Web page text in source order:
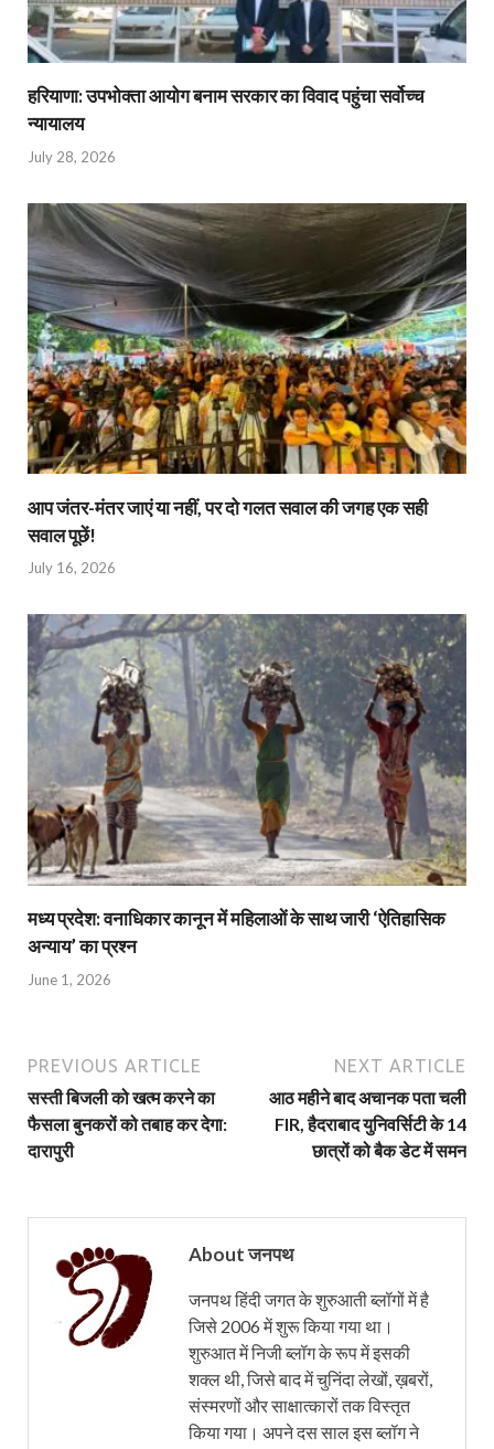
हरियाणा: उपभोक्ता आयोग बनाम सरकार का विवाद पहुंचा सर्वोच्च
न्यायालय
July 28, 2026
आप जंतर-मंतर जाएं या नहीं, पर दो गलत सवाल की जगह एक सही
सवाल पूछें!
July 16, 2026
मध्य प्रदेश: वनाधिकार कानून में महिलाओं के साथ जारी ‘ऐतिहासिक
अन्याय’ का प्रश्न
June 1, 2026
PREVIOUS ARTICLE
सस्ती बिजली को खत्म करने का
फैसला बुनकरों को तबाह कर देगा:
दारापुरी
NEXT ARTICLE
आठ महीने बाद अचानक पता चली
FIR, हैदराबाद युनिवर्सिटी के 14
छात्रों को बैक डेट में समन
About जनपथ
जनपथ हिंदी जगत के शुरुआती ब्लॉगों में है
जिसे 2006 में शुरू किया गया था।
शुरुआत में निजी ब्लॉग के रूप में इसकी
शक्ल थी, जिसे बाद में चुनिंदा लेखों, ख़बरों,
संस्मरणों और साक्षात्कारों तक विस्तृत
किया गया। अपने दस साल इस ब्लॉग ने